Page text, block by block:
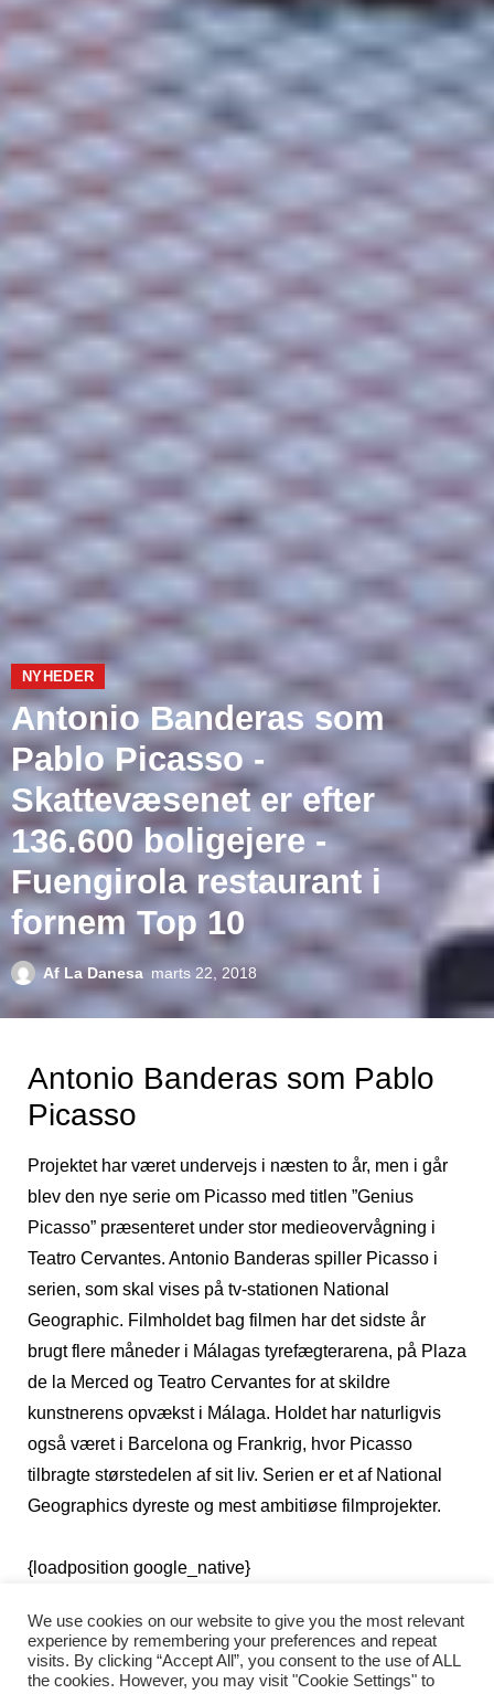
NYHEDER
Antonio Banderas som
Pablo Picasso -
Skattevæsenet er efter
136.600 boligejere -
Fuengirola restaurant i
fornem Top 10
Af La Danesa marts 22, 2018
Antonio Banderas som Pablo
Picasso
Projektet har været undervejs i næsten to år, men i går
blev den nye serie om Picasso med titlen ”Genius
Picasso” præsenteret under stor medieovervågning i
Teatro Cervantes. Antonio Banderas spiller Picasso i
serien, som skal vises på tv-stationen National
Geographic. Filmholdet bag filmen har det sidste år
brugt flere måneder i Málagas tyrefægterarena, på Plaza
de la Merced og Teatro Cervantes for at skildre
kunstnerens opvækst i Málaga. Holdet har naturligvis
også været i Barcelona og Frankrig, hvor Picasso
tilbragte størstedelen af sit liv. Serien er et af National
Geographics dyreste og mest ambitiøse filmprojekter.
{loadposition google_native}
Skattevæsenet er efter
136.600 boligejere
We use cookies on our website to give you the most relevant
experience by remembering your preferences and repeat
visits. By clicking “Accept All”, you consent to the use of ALL
the cookies. However, you may visit "Cookie Settings" to